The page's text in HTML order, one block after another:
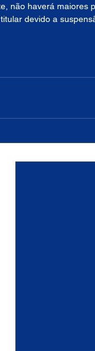
não haverá maiores
devido a